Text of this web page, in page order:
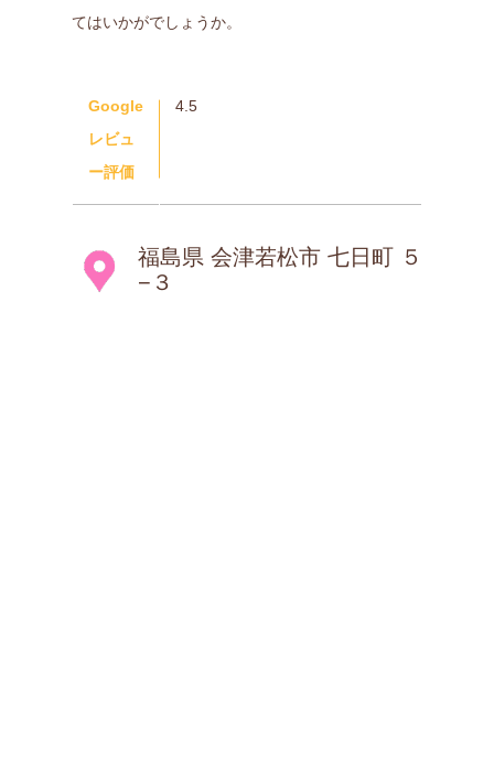
てはいかがでしょうか。
Google
レビュ
ー評価
4.5
福島県 会津若松市 七日町 ５
−３